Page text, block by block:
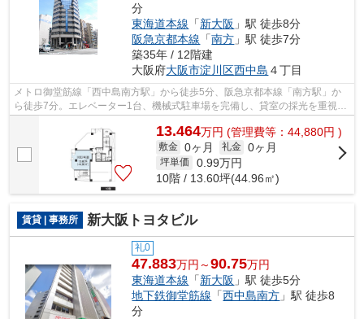
分
東海道本線 「新大阪 」駅 徒歩8分
阪急京都本線 「南方 」駅 徒歩7分
築35年 / 12階建
大阪府大阪市淀川区西中島 ４丁目
メトロ御堂筋線「西中島南方駅」から徒歩5分、阪急京都本線「南方駅」か
ら徒歩7分。エレベーター1台、機械式駐車場を完備し、貸室の採光を重視し
た間取りの賃貸ビル。1階、2階には飲食...
13.464万円 (管理費等：44,880円 )
敷金 0ヶ月 礼金 0ヶ月
坪単価 0.99万円
10階 / 13.60坪(44.96㎡)
賃貸 | 事務所 新大阪トヨタビル
礼0
47.883万円～90.75万円
東海道本線 「新大阪 」駅 徒歩5分
地下鉄御堂筋線 「西中島南方 」駅 徒歩8
分